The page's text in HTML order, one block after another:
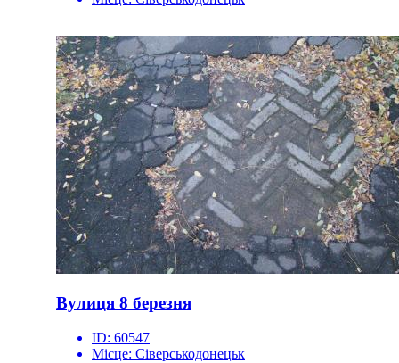
Вулиця 8 березня
ID: 60547
Місце: Сіверськодонецьк